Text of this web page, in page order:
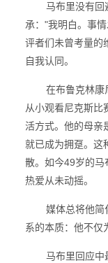
马布里没有回避
承："我明白。事
评者们未曾考量
自我认同。
在布鲁克林康尼
从小观看尼克斯比
活方式。他的母亲
就已成为拥趸。这
散。如今49岁的马
热爱从未动摇。
媒体总将他简化
系的本质：他不仅
马布里回应中